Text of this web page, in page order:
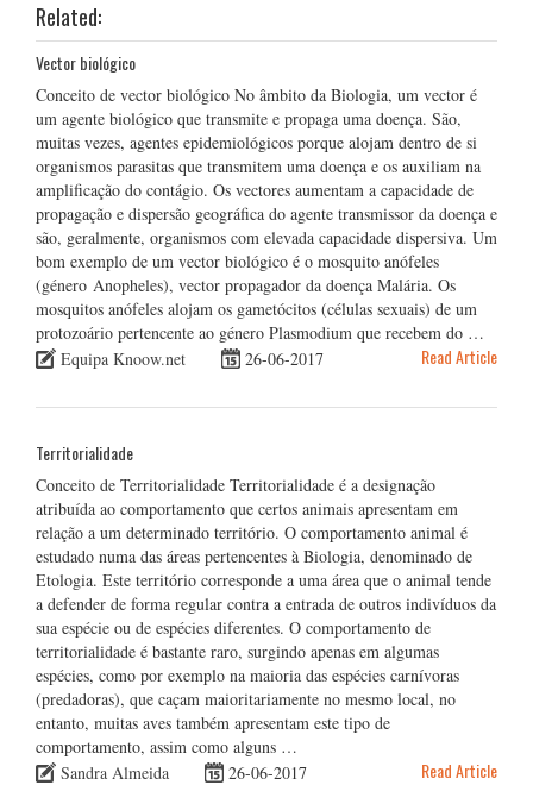
Related:
Vector biológico
Conceito de vector biológico No âmbito da Biologia, um vector é
um agente biológico que transmite e propaga uma doença. São,
muitas vezes, agentes epidemiológicos porque alojam dentro de si
organismos parasitas que transmitem uma doença e os auxiliam na
amplificação do contágio. Os vectores aumentam a capacidade de
propagação e dispersão geográfica do agente transmissor da doença e
são, geralmente, organismos com elevada capacidade dispersiva. Um
bom exemplo de um vector biológico é o mosquito anófeles
(género Anopheles), vector propagador da doença Malária. Os
mosquitos anófeles alojam os gametócitos (células sexuais) de um
protozoário pertencente ao género Plasmodium que recebem do …
Equipa Knoow.net
26-06-2017 Read Article
Territorialidade
Conceito de Territorialidade Territorialidade é a designação
atribuída ao comportamento que certos animais apresentam em
relação a um determinado território. O comportamento animal é
estudado numa das áreas pertencentes à Biologia, denominado de
Etologia. Este território corresponde a uma área que o animal tende
a defender de forma regular contra a entrada de outros indivíduos da
sua espécie ou de espécies diferentes. O comportamento de
territorialidade é bastante raro, surgindo apenas em algumas
espécies, como por exemplo na maioria das espécies carnívoras
(predadoras), que caçam maioritariamente no mesmo local, no
entanto, muitas aves também apresentam este tipo de
comportamento, assim como alguns …
Sandra Almeida
26-06-2017 Read Article